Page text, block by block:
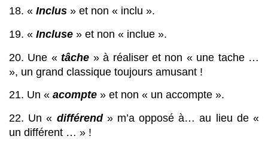
18. « Inclus » et non « inclu ».
19. « Incluse » et non « inclue ».
20. Une « tâche » à réaliser et non « une tache …
», un grand classique toujours amusant !
21. Un « acompte » et non « un accompte ».
22. Un « différend » m’a opposé à… au lieu de «
un différent … » !